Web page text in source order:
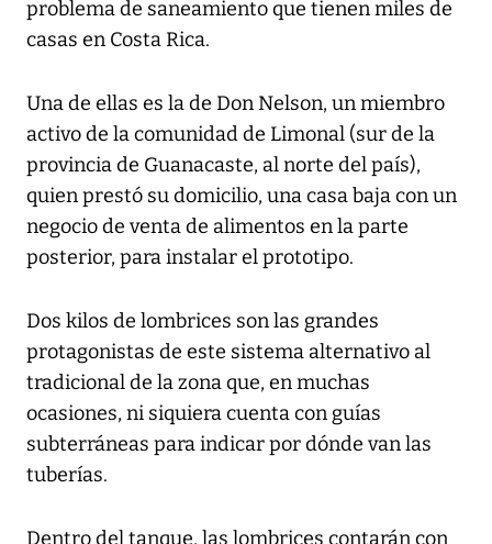
problema de saneamiento que tienen miles de
casas en Costa Rica.
Una de ellas es la de Don Nelson, un miembro
activo de la comunidad de Limonal (sur de la
provincia de Guanacaste, al norte del país),
quien prestó su domicilio, una casa baja con un
negocio de venta de alimentos en la parte
posterior, para instalar el prototipo.
Dos kilos de lombrices son las grandes
protagonistas de este sistema alternativo al
tradicional de la zona que, en muchas
ocasiones, ni siquiera cuenta con guías
subterráneas para indicar por dónde van las
tuberías.
Dentro del tanque, las lombrices contarán con